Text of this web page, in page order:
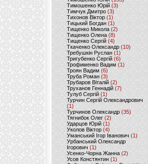
Тимошенко Юрій(3)
Тимчук Дмитро (3)
Тихонов Віктор (1)
Тицький Богдан (1)
Тищенко Микола (2)
Тищенко Олена (8)
Тищенко Сергій (4)
Ткаченко Олександр (10)
Требушкін Руслан (1)
Тригубенко Сергій(6)
Трофименко Вадим (1)
Троян Вадим (6)
Труба Роман(3)
Трубаров Віталій (2)
Труханов Геннадій (7)
Тулуб Сергій(1)
Турчин Сергій Олександрович
(1)
Турчинов Олександр(35)
Тягнибок Олег (2)
Ударцов Юрій (1)
Уколов Віктор(4)
Уманський Ігор Іванович(1)
Урбанський Олександр
Ігорович (1)
Усенко-Чорна Жанна (2)
Усов Констянтин(1)